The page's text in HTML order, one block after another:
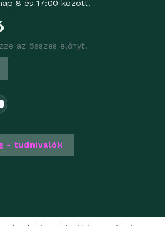
8 és 17:00 között.
az összes előnyt.
- tudnivalók